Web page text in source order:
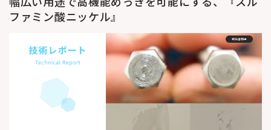
ファミン酸ニッケル』
特許出願中